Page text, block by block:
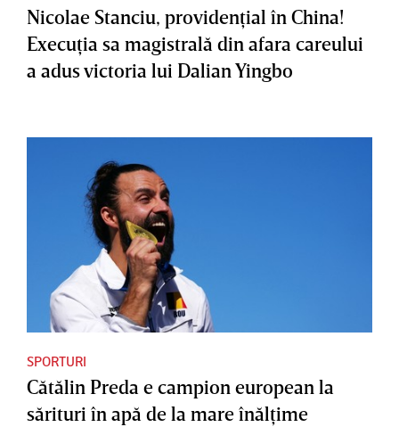
Nicolae Stanciu, providenţial în China!
Execuţia sa magistrală din afara careului
a adus victoria lui Dalian Yingbo
SPORTURI
Cătălin Preda e campion european la
sărituri în apă de la mare înălţime